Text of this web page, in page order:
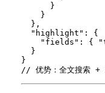
      }
    }
  },
  "highlight": {
"fields": {
  }
}